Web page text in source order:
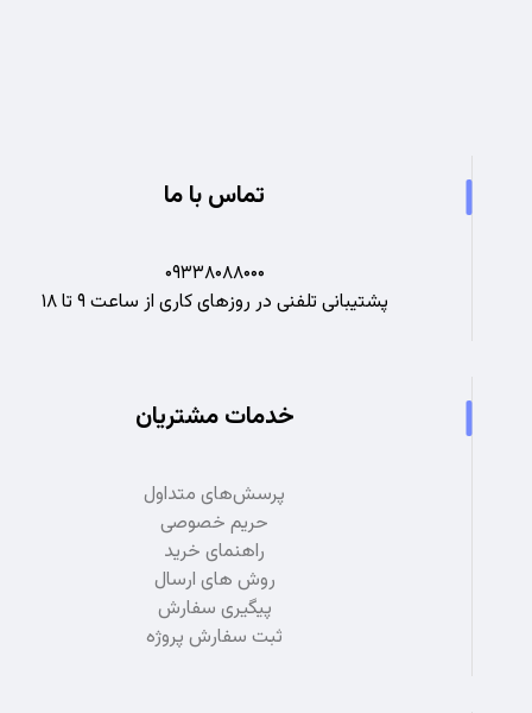
تماس با ما
۰۹۳۳۸۰۸۸۰۰۰
پشتیبانی تلفنی در روزهای کاری از ساعت ۹ تا ۱۸
خدمات مشتریان
پرسش‌های متداول
حریم خصوصی
راهنمای خرید
روش های ارسال
پیگیری سفارش
ثبت سفارش پروژه